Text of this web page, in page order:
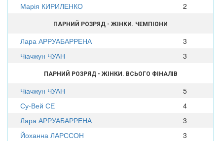
Марія КИРИЛЕНКО
2
ПАРНИЙ РОЗРЯД - ЖІНКИ. ЧЕМПІОНИ
Лара АРРУАБАРРЕНА
3
Чіачжун ЧУАН
3
ПАРНИЙ РОЗРЯД - ЖІНКИ. ВСЬОГО ФІНАЛІВ
Чіачжун ЧУАН
5
Су-Вей СЕ
4
Лара АРРУАБАРРЕНА
3
Йоханна ЛАРССОН
3